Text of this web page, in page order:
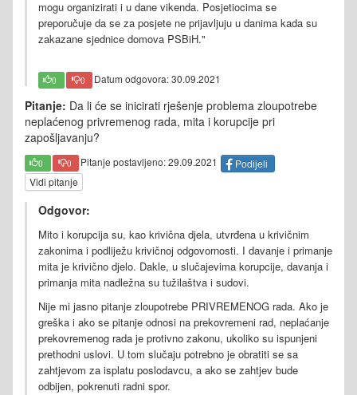
mogu organizirati i u dane vikenda. Posjetiocima se
preporučuje da se za posjete ne prijavljuju u danima kada su
zakazane sjednice domova PSBiH."
0 0 Datum odgovora: 30.09.2021
Pitanje: Da li će se inicirati rješenje problema zloupotrebe
neplaćenog privremenog rada, mita i korupcije pri
zapošljavanju?
0 0 Pitanje postavljeno: 29.09.2021
Podijeli
Vidi pitanje
Odgovor:
Mito i korupcija su, kao krivična djela, utvrđena u krivičnim
zakonima i podliježu krivičnoj odgovornosti. I davanje i primanje
mita je krivično djelo. Dakle, u slučajevima korupcije, davanja i
primanja mita nadležna su tužilaštva i sudovi.
Nije mi jasno pitanje zloupotrebe PRIVREMENOG rada. Ako je
greška i ako se pitanje odnosi na prekovremeni rad, neplaćanje
prekovremenog rada je protivno zakonu, ukoliko su ispunjeni
prethodni uslovi. U tom slučaju potrebno je obratiti se sa
zahtjevom za isplatu poslodavcu, a ako se zahtjev bude
odbijen, pokrenuti radni spor.